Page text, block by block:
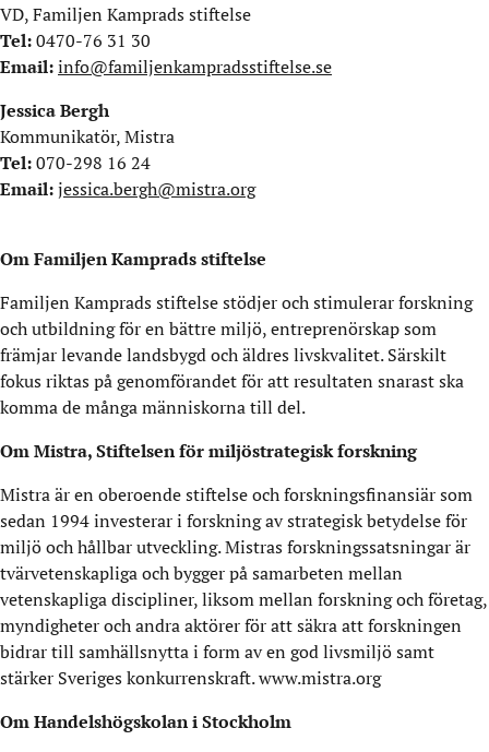
VD, Familjen Kamprads stiftelse
Tel:0470-76 31 30
Email:info@familjenkampradsstiftelse.se
Jessica Bergh
Kommunikatör, Mistra
Tel:070-298 16 24
Email:jessica.bergh@mistra.org
Om Familjen Kamprads stiftelse
Familjen Kamprads stiftelse stödjer och stimulerar forskning
och utbildning för en bättre miljö, entreprenörskap som
främjar levande landsbygd och äldres livskvalitet. Särskilt
fokus riktas på genomförandet för att resultaten snarast ska
komma de många människorna till del.
Om Mistra, Stiftelsen för miljöstrategisk forskning
Mistra är en oberoende stiftelse och forskningsfinansiär som
sedan 1994 investerar i forskning av strategisk betydelse för
miljö och hållbar utveckling. Mistras forskningssatsningar är
tvärvetenskapliga och bygger på samarbeten mellan
vetenskapliga discipliner, liksom mellan forskning och företag,
myndigheter och andra aktörer för att säkra att forskningen
bidrar till samhällsnytta i form av en god livsmiljö samt
stärker Sveriges konkurrenskraft. www.mistra.org
Om Handelshögskolan i Stockholm